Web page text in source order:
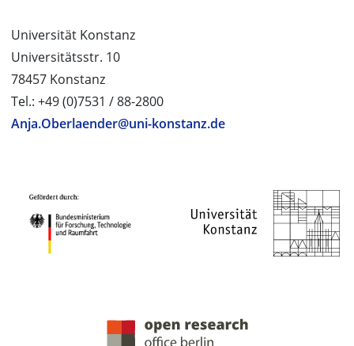
Universität Konstanz
Universitätsstr. 10
78457 Konstanz
Tel.: +49 (0)7531 / 88-2800
Anja.Oberlaender@uni-konstanz.de